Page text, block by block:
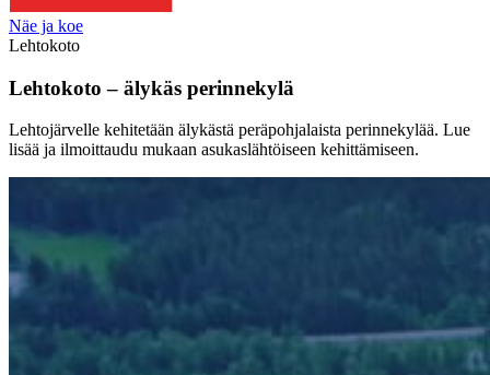
Näe ja koe
Lehtokoto
Lehtokoto – älykäs perinnekylä
Lehtojärvelle kehitetään älykästä peräpohjalaista perinnekylää. Lue
lisää ja ilmoittaudu mukaan asukaslähtöiseen kehittämiseen.